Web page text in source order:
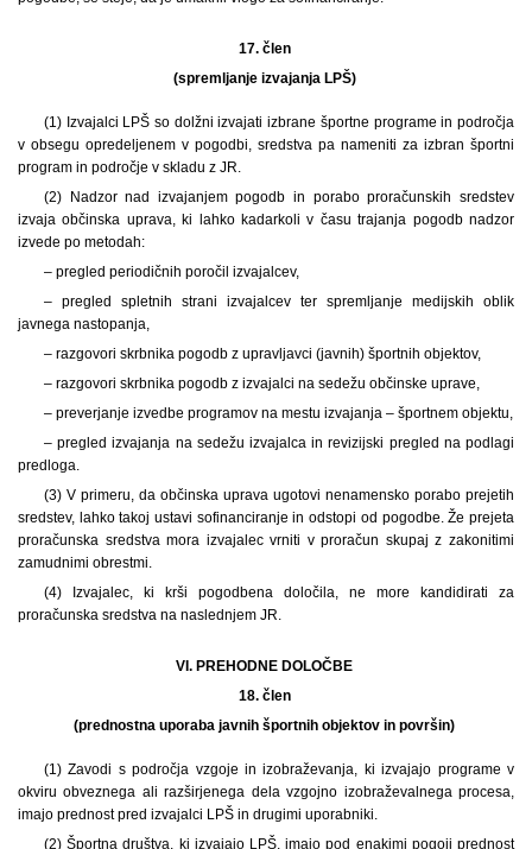
17. člen
(spremljanje izvajanja LPŠ)
(1) Izvajalci LPŠ so dolžni izvajati izbrane športne programe in področja
v obsegu opredeljenem v pogodbi, sredstva pa nameniti za izbran športni
program in področje v skladu z JR.
(2) Nadzor nad izvajanjem pogodb in porabo proračunskih sredstev
izvaja občinska uprava, ki lahko kadarkoli v času trajanja pogodb nadzor
izvede po metodah:
– pregled periodičnih poročil izvajalcev,
– pregled spletnih strani izvajalcev ter spremljanje medijskih oblik
javnega nastopanja,
– razgovori skrbnika pogodb z upravljavci (javnih) športnih objektov,
– razgovori skrbnika pogodb z izvajalci na sedežu občinske uprave,
– preverjanje izvedbe programov na mestu izvajanja – športnem objektu,
– pregled izvajanja na sedežu izvajalca in revizijski pregled na podlagi
predloga.
(3) V primeru, da občinska uprava ugotovi nenamensko porabo prejetih
sredstev, lahko takoj ustavi sofinanciranje in odstopi od pogodbe. Že prejeta
proračunska sredstva mora izvajalec vrniti v proračun skupaj z zakonitimi
zamudnimi obrestmi.
(4) Izvajalec, ki krši pogodbena določila, ne more kandidirati za
proračunska sredstva na naslednjem JR.
VI. PREHODNE DOLOČBE
18. člen
(prednostna uporaba javnih športnih objektov in površin)
(1) Zavodi s področja vzgoje in izobraževanja, ki izvajajo programe v
okviru obveznega ali razširjenega dela vzgojno izobraževalnega procesa,
imajo prednost pred izvajalci LPŠ in drugimi uporabniki.
(2) Športna društva, ki izvajajo LPŠ, imajo pod enakimi pogoji prednost